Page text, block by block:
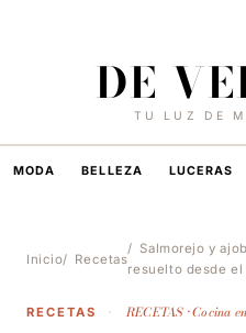
DE
TU LUZ DE
MODA BELLEZA LUCERAS
Inicio Recetas
Salmorejo y
resuelto desde el
RECETAS · RECETAS · Cocina